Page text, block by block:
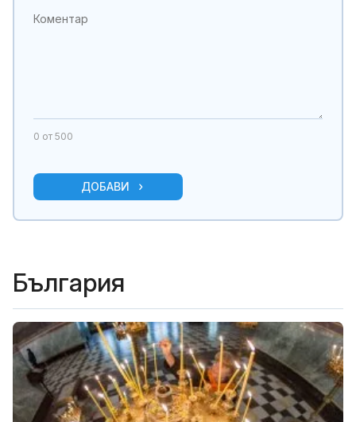
0 от 500
ДОБАВИ
България